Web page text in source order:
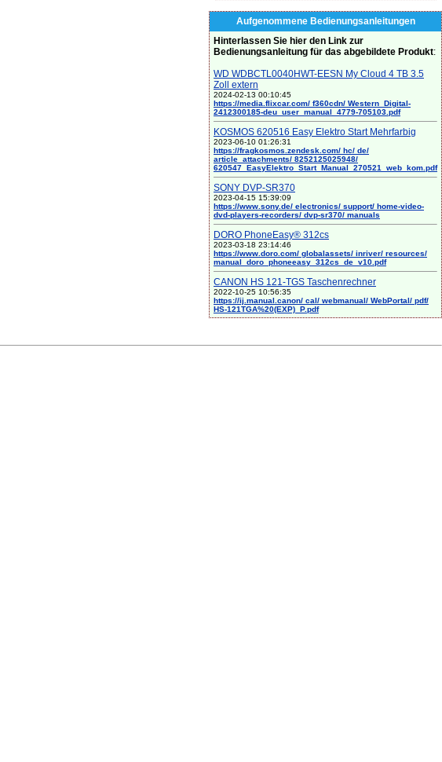
Aufgenommene Bedienungsanleitungen
Hinterlassen Sie hier den Link zur
Bedienungsanleitung für das abgebildete Produkt:
WD WDBCTL0040HWT-EESN My Cloud 4 TB 3.5
Zoll extern
2024-02-13 00:10:45
https://media.flixcar.com/ f360cdn/ Western_Digital-
2412300185-deu_user_manual_4779-705103.pdf
KOSMOS 620516 Easy Elektro Start Mehrfarbig
2023-06-10 01:26:31
https://fragkosmos.zendesk.com/ hc/ de/
article_attachments/ 8252125025948/
620547_EasyElektro_Start_Manual_270521_web_kom.pdf
SONY DVP-SR370
2023-04-15 15:39:09
https://www.sony.de/ electronics/ support/ home-video-
dvd-players-recorders/ dvp-sr370/ manuals
DORO PhoneEasy® 312cs
2023-03-18 23:14:46
https://www.doro.com/ globalassets/ inriver/ resources/
manual_doro_phoneeasy_312cs_de_v10.pdf
CANON HS 121-TGS Taschenrechner
2022-10-25 10:56:35
https://ij.manual.canon/ cal/ webmanual/ WebPortal/ pdf/
HS-121TGA%20(EXP)_P.pdf